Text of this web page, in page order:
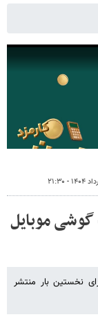
گوشی موبایل
نخستین بار منتشر